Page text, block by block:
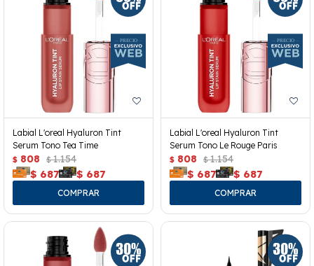
Labial L'oreal Hyaluron Tint
Serum Tono Tea Time
$ 808 $ 1.154
$ 687 $ 687
Labial L'oreal Hyaluron Tint
Serum Tono Le Rouge Paris
$ 808 $ 1.154
$ 687 $ 687